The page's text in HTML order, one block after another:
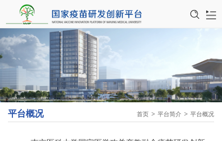
平台简介
研究骨干
教育教学
科研动态
首页 平台简介 平台概况
平台概况